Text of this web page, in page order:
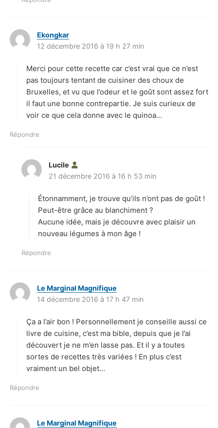
Ekongkar
i
:
12 décembre 2016 à 19 h 27 min
Merci pour cette recette car c’est vrai que ce n’est
pas toujours tentant de cuisiner des choux de
Bruxelles, et vu que l’odeur et le goût sont assez fort
il faut une bonne contrepartie. Je suis curieux de
voir ce que cela donne avec le quinoa…
Répondre
Lucile
i
:
21 décembre 2016 à 16 h 53 min
Étonnamment, je trouve qu’ils n’ont pas de goût !
Peut-être grâce au blanchiment ?
Aucune idée, mais je découvre avec plaisir un
nouveau légumes à mon âge !
Répondre
Le Marginal Magnifique
i
:
14 décembre 2016 à 17 h 47 min
Ça a l’air bon ! Personnellement je conseille aussi ce
livre de cuisine, c’est ma bible, depuis que je l’ai
découvert je ne m’en lasse pas. Et il y a toutes
sortes de recettes très variées ! En plus c’est
vraiment un bel objet…
Répondre
Le Marginal Magnifique